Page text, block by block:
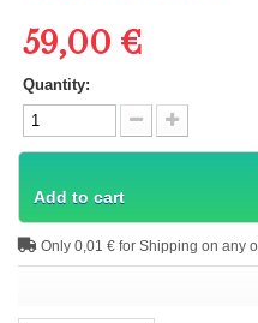
59,00 €
Quantity:
Add to cart
Only 0,01 € for Shipping on any